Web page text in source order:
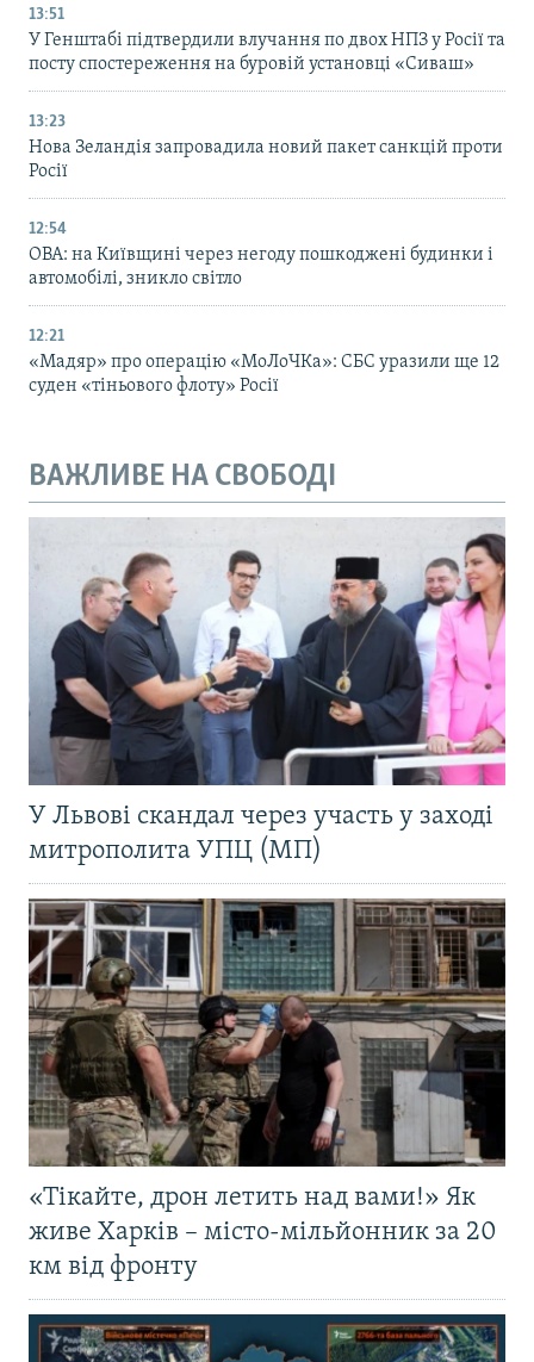
13:51
У Генштабі підтвердили влучання по двох НПЗ у Росії та
посту спостереження на буровій установці «Сиваш»
13:23
Нова Зеландія запровадила новий пакет санкцій проти
Росії
12:54
ОВА: на Київщині через негоду пошкоджені будинки і
автомобілі, зникло світло
12:21
«Мадяр» про операцію «МоЛоЧКа»: СБС уразили ще 12
суден «тіньового флоту» Росії
ВАЖЛИВЕ НА СВОБОДІ
У Львові скандал через участь у заході
митрополита УПЦ (МП)
«Тікайте, дрон летить над вами!» Як
живе Харків – місто-мільйонник за 20
км від фронту